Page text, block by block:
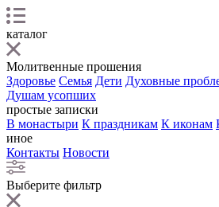
каталог
Молитвенные прошения
Здоровье Семья Дети Духовные
Душам усопших
простые записки
В монастыри К праздникам К иконам
иное
Контакты Новости
Выберите фильтр